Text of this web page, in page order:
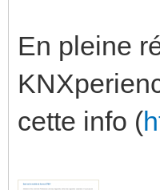
En pleine
cette info (